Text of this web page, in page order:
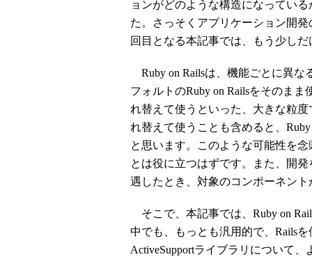
ョンがどのような構造になってい
た。さっそくアプリケーション開
回目となる本記事では、もう少し
Ruby on Railsは、機能ごとに異な
フォルトのRuby on Railsをそのま
れ替えて使うといった、大きな粒
れ替えて使うことも含めると、
と思います。このような可能性を
とは役に立つはずです。また、開
遇したとき、対象のコンポーネン
そこで、本記事では、Ruby on
中でも、もっとも汎用的で、Rails
ActiveSupportライブラリについて